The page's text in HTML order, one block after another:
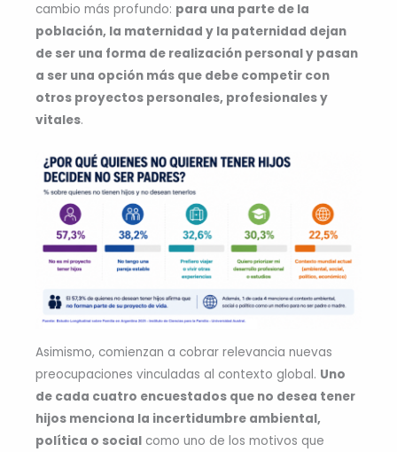
cambio más profundo: para una parte de la
población, la maternidad y la paternidad dejan
de ser una forma de realización personal y pasan
a ser una opción más que debe competir con
otros proyectos personales, profesionales y
vitales.
Asimismo, comienzan a cobrar relevancia nuevas
preocupaciones vinculadas al contexto global. Uno
de cada cuatro encuestados que no desea tener
hijos menciona la incertidumbre ambiental,
política o social como uno de los motivos que